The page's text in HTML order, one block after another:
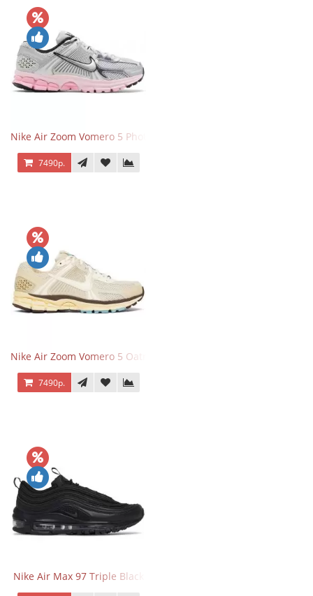
Nike Air Zoom Vomero 5 Photon Dust Pink Foam
7490р.
Nike Air Zoom Vomero 5 Oatmeal
7490р.
Nike Air Max 97 Triple Black